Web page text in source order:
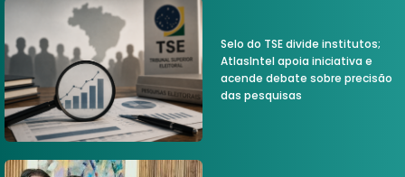
Selo do TSE divide institutos;
AtlasIntel apoia iniciativa e
acende debate sobre precisão
das pesquisas